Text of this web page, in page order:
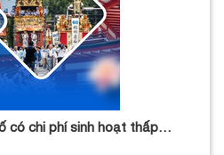
có chi phí sinh hoạt thấp…